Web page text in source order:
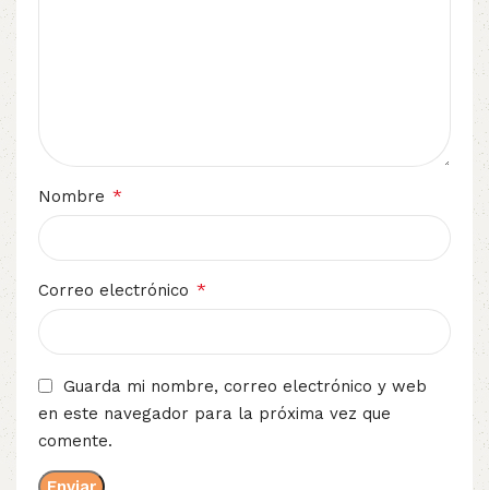
Nombre *
Correo electrónico *
Guarda mi nombre, correo electrónico y web
en este navegador para la próxima vez que
comente.